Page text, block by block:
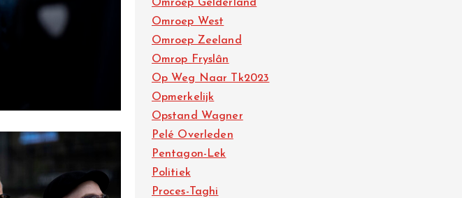
Omroep Gelderland
Omroep West
Omroep Zeeland
Omrop Fryslân
Op Weg Naar Tk2023
Opmerkelijk
Opstand Wagner
Pelé Overleden
Pentagon-Lek
Politiek
Proces-Taghi